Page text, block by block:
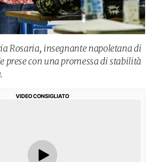
Rosaria, insegnante napoletana di
prese con una promessa di stabilità
VIDEO CONSIGLIATO